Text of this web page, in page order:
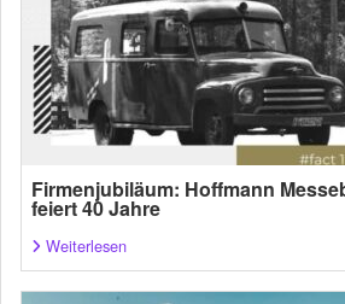
Firmenjubiläum: Hoffmann
feiert 40 Jahre
Weiterlesen